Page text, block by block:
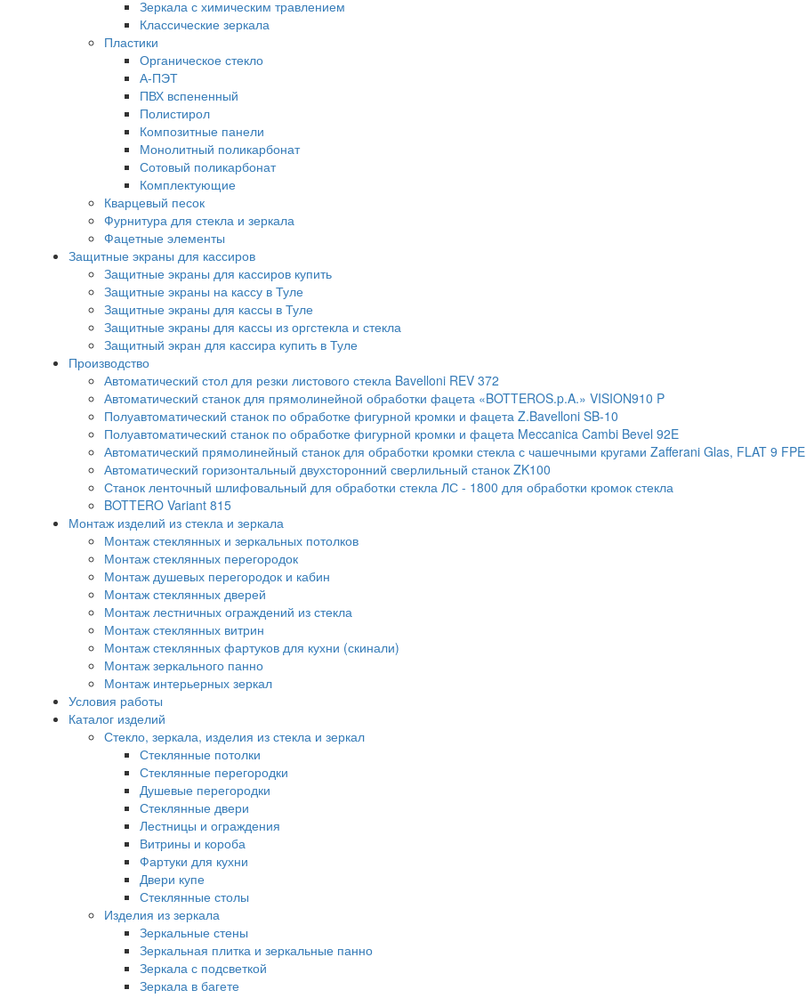
Зеркала с химическим травлением
Классические зеркала
Пластики
Органическое стекло
А-ПЭТ
ПВХ вспененный
Полистирол
Композитные панели
Монолитный поликарбонат
Сотовый поликарбонат
Комплектующие
Кварцевый песок
Фурнитура для стекла и зеркала
Фацетные элементы
Защитные экраны для кассиров
Защитные экраны для кассиров купить
Защитные экраны на кассу в Туле
Защитные экраны для кассы в Туле
Защитные экраны для кассы из оргстекла и стекла
Защитный экран для кассира купить в Туле
Производство
Автоматический стол для резки листового стекла Bavelloni REV 372
Автоматический станок для прямолинейной обработки фацета «BOTTEROS.p.A.» VISION910 P
Полуавтоматический станок по обработке фигурной кромки и фацета Z.Bavelloni SB-10
Полуавтоматический станок по обработке фигурной кромки и фацета Meccanica Cambi Bevel 92E
Автоматический прямолинейный станок для обработки кромки стекла с чашечными кругами Zafferani Glas, FLAT 9 FPE
Автоматический горизонтальный двухсторонний сверлильный станок ZK100
Станок ленточный шлифовальный для обработки стекла ЛС - 1800 для обработки кромок стекла
BOTTERO Variant 815
Монтаж изделий из стекла и зеркала
Монтаж стеклянных и зеркальных потолков
Монтаж стеклянных перегородок
Монтаж душевых перегородок и кабин
Монтаж стеклянных дверей
Монтаж лестничных ограждений из стекла
Монтаж стеклянных витрин
Монтаж стеклянных фартуков для кухни (скинали)
Монтаж зеркального панно
Монтаж интерьерных зеркал
Условия работы
Каталог изделий
Стекло, зеркала, изделия из стекла и зеркал
Стеклянные потолки
Стеклянные перегородки
Душевые перегородки
Стеклянные двери
Лестницы и ограждения
Витрины и короба
Фартуки для кухни
Двери купе
Стеклянные столы
Изделия из зеркала
Зеркальные стены
Зеркальная плитка и зеркальные панно
Зеркала с подсветкой
Зеркала в багете